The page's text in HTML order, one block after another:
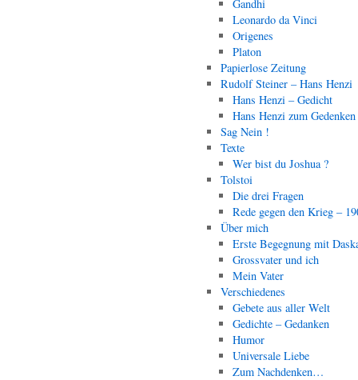
Gandhi
Leonardo da Vinci
Origenes
Platon
Papierlose Zeitung
Rudolf Steiner – Hans Henzi
Hans Henzi – Gedicht
Hans Henzi zum Gedenken
Sag Nein !
Texte
Wer bist du Joshua ?
Tolstoi
Die drei Fragen
Rede gegen den Krieg –
Über mich
Erste Begegnung mit
Grossvater und ich
Mein Vater
Verschiedenes
Gebete aus aller Welt
Gedichte – Gedanken
Humor
Universale Liebe
Zum Nachdenken…